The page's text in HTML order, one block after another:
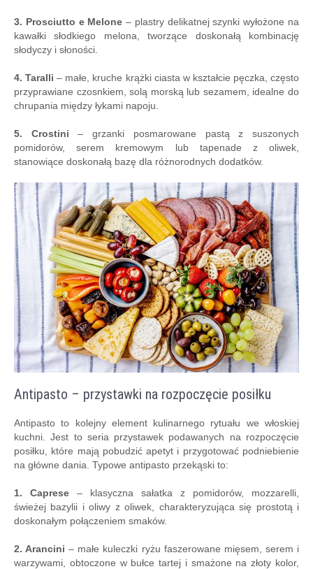
3. Prosciutto e Melone – plastry delikatnej szynki wyłożone na
kawałki słodkiego melona, tworzące doskonałą kombinację
słodyczy i słoności.
4. Taralli – małe, kruche krążki ciasta w kształcie pęczka, często
przyprawiane czosnkiem, solą morską lub sezamem, idealne do
chrupania między łykami napoju.
5. Crostini – grzanki posmarowane pastą z suszonych
pomidorów, serem kremowym lub tapenade z oliwek,
stanowiące doskonałą bazę dla różnorodnych dodatków.
Antipasto – przystawki na rozpoczęcie posiłku
Antipasto to kolejny element kulinarnego rytuału we włoskiej
kuchni. Jest to seria przystawek podawanych na rozpoczęcie
posiłku, które mają pobudzić apetyt i przygotować podniebienie
na główne dania. Typowe antipasto przekąski to:
1. Caprese – klasyczna sałatka z pomidorów, mozzarelli,
świeżej bazylii i oliwy z oliwek, charakteryzująca się prostotą i
doskonałym połączeniem smaków.
2. Arancini – małe kuleczki ryżu faszerowane mięsem, serem i
warzywami, obtoczone w bułce tartej i smażone na złoty kolor,